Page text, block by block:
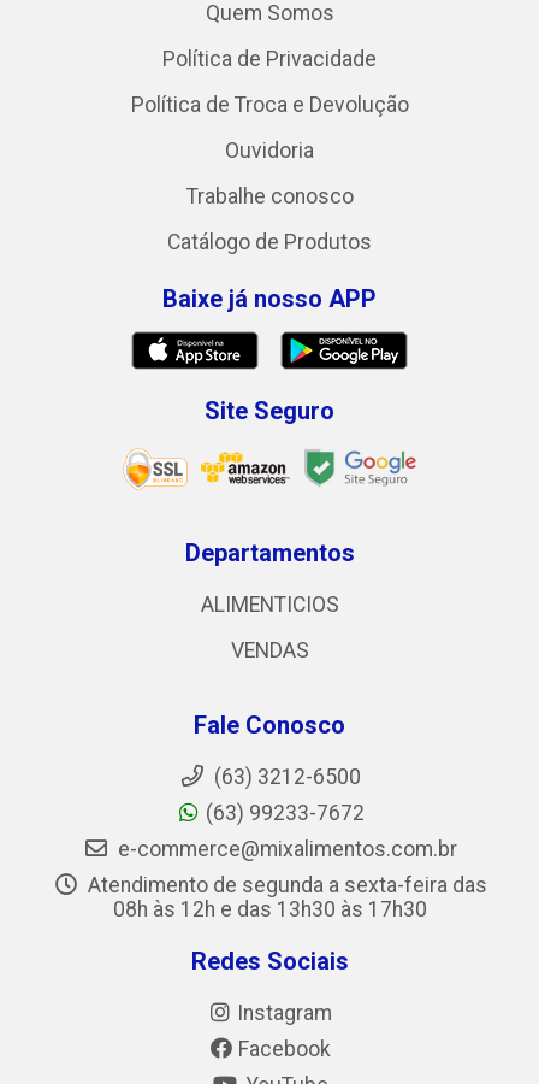
Quem Somos
Política de Privacidade
Política de Troca e Devolução
Ouvidoria
Trabalhe conosco
Catálogo de Produtos
Baixe já nosso APP
Site Seguro
Departamentos
ALIMENTICIOS
VENDAS
Fale Conosco
(63) 3212-6500
(63) 99233-7672
e-commerce@mixalimentos.com.br
Atendimento de segunda a sexta-feira das
08h às 12h e das 13h30 às 17h30
Redes Sociais
Instagram
Facebook